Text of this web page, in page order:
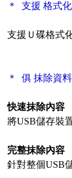
＊ 支援 格式
支援Ｕ碟格式
＊ 俱 抹除資
快速抹除內容
將USB儲存裝
完整抹除內容
針對整個USB